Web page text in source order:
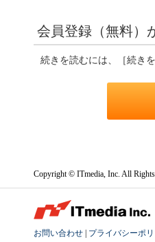
会員登録（無料）
続きを読むには、［続き
Copyright © ITmedia, Inc. All Rights
お問い合わせ プライバシーポ